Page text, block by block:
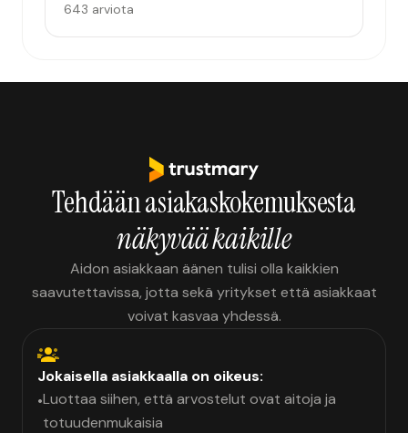
643 arviota
Tehdään asiakaskokemuksesta
näkyvää kaikille
Aidon asiakkaan äänen tulisi olla kaikkien
saavutettavissa, jotta sekä yritykset että asiakkaat
voivat kasvaa yhdessä.
Jokaisella asiakkaalla on oikeus:
•Luottaa siihen, että arvostelut ovat aitoja ja
totuudenmukaisia